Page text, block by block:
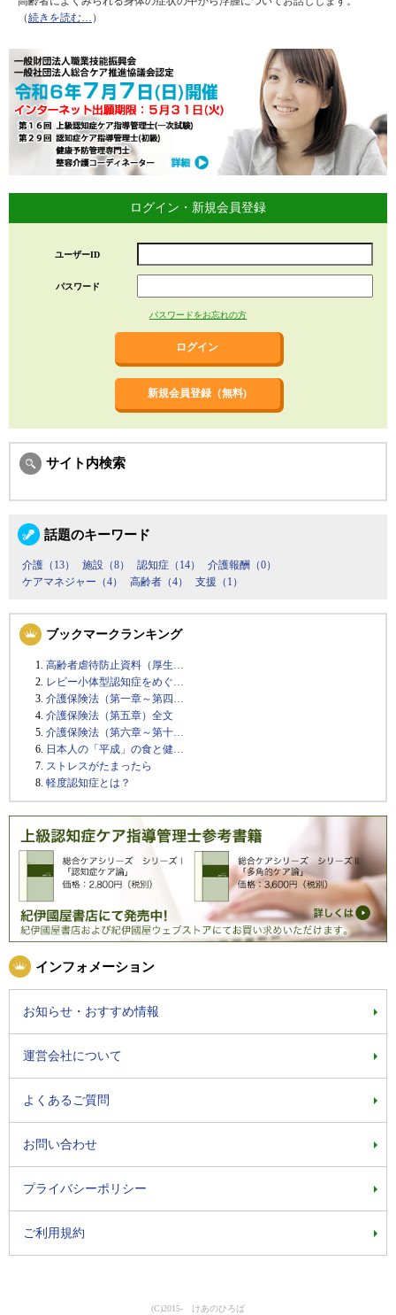
（続きを読む… ）
ログイン・新規会員登録
ユーザーID
パスワード
パスワードをお忘れの方
新規会員登録（無料)
サイト内検索
話題のキーワード
介護（13） 施設（8） 認知症（14）
介護報酬（0）
ケアマネジャー（4）
高齢者（4） 支援（1）
ブックマークランキング
高齢者虐待防止資料（厚生…
レビー小体型認知症をめぐ…
介護保険法（第一章～第四…
介護保険法（第五章）全文
介護保険法（第六章～第十…
日本人の「平成」の食と健…
ストレスがたまったら
軽度認知症とは？
インフォメーション
お知らせ・おすすめ情報
運営会社について
よくあるご質問
お問い合わせ
プライバシーポリシー
ご利用規約
(C)2015- けあのひろば